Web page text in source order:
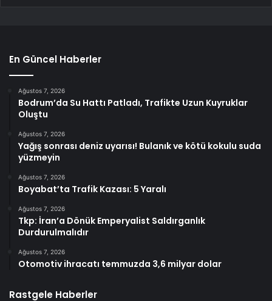
En Güncel Haberler
Ağustos 7, 2026
Bodrum’da Su Hattı Patladı, Trafikte Uzun Kuyruklar
Oluştu
Ağustos 7, 2026
Yağış sonrası deniz uyarısı! Bulanık ve kötü kokulu suda
yüzmeyin
Ağustos 7, 2026
Boyabat’ta Trafik Kazası: 5 Yaralı
Ağustos 7, 2026
Tkp: İran’a Dönük Emperyalist Saldırganlık
Durdurulmalıdır
Ağustos 7, 2026
Otomotiv ihracatı temmuzda 3,6 milyar dolar
Rastgele Haberler